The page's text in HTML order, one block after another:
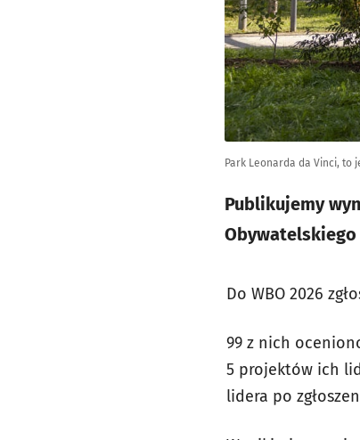
Park Leonarda da Vinci, to
Publikujemy
Do WBO 2026
99 z nich
5 projektów ich
lidera po